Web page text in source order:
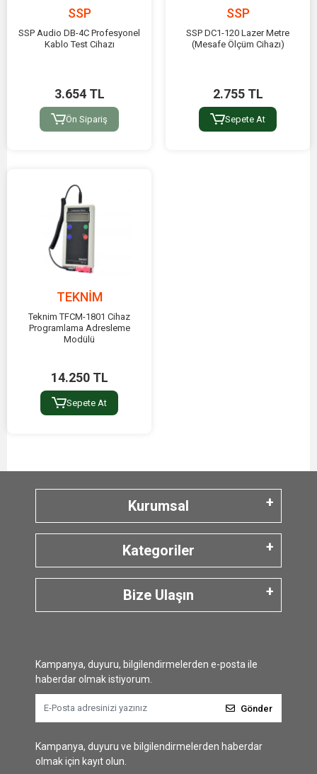
SSP
SSP Audio DB-4C Profesyonel
Kablo Test Cihazı
3.654 TL
Ön Sipariş
SSP
SSP DC1-120 Lazer Metre
(Mesafe Ölçüm Cihazı)
2.755 TL
Sepete At
TEKNİM
Teknim TFCM-1801 Cihaz
Programlama Adresleme
Modülü
14.250 TL
Sepete At
Kurumsal
Kategoriler
Bize Ulaşın
Kampanya, duyuru, bilgilendirmelerden e-posta ile
haberdar olmak istiyorum.
Gönder
Kampanya, duyuru ve bilgilendirmelerden haberdar
olmak için kayıt olun.